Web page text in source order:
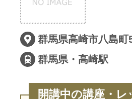
群馬県高崎市八島
群馬県・高崎駅
開講中の講座・レ